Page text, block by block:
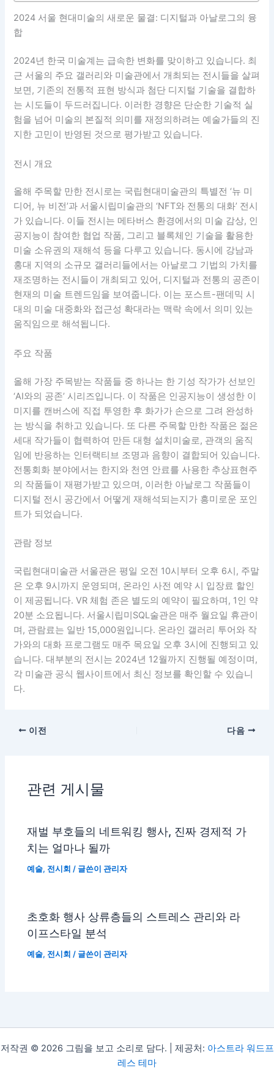
2024 서울 현대미술의 새로운 물결: 디지털과 아날로그의 융
합
2024년 한국 미술계는 급속한 변화를 맞이하고 있습니다. 최
근 서울의 주요 갤러리와 미술관에서 개최되는 전시들을 살펴
보면, 기존의 전통적 표현 방식과 첨단 디지털 기술을 결합하
는 시도들이 두드러집니다. 이러한 경향은 단순한 기술적 실
험을 넘어 미술의 본질적 의미를 재정의하려는 예술가들의 진
지한 고민이 반영된 것으로 평가받고 있습니다.
전시 개요
올해 주목할 만한 전시로는 국립현대미술관의 특별전 ‘뉴 미
디어, 뉴 비전’과 서울시립미술관의 ‘NFT와 전통의 대화’ 전시
가 있습니다. 이들 전시는 메타버스 환경에서의 미술 감상, 인
공지능이 참여한 협업 작품, 그리고 블록체인 기술을 활용한
미술 소유권의 재해석 등을 다루고 있습니다. 동시에 강남과
홍대 지역의 소규모 갤러리들에서는 아날로그 기법의 가치를
재조명하는 전시들이 개최되고 있어, 디지털과 전통의 공존이
현재의 미술 트렌드임을 보여줍니다. 이는 포스트-팬데믹 시
대의 미술 대중화와 접근성 확대라는 맥락 속에서 의미 있는
움직임으로 해석됩니다.
주요 작품
올해 가장 주목받는 작품들 중 하나는 한 기성 작가가 선보인
‘AI와의 공존’ 시리즈입니다. 이 작품은 인공지능이 생성한 이
미지를 캔버스에 직접 투영한 후 화가가 손으로 그려 완성하
는 방식을 취하고 있습니다. 또 다른 주목할 만한 작품은 젊은
세대 작가들이 협력하여 만든 대형 설치미술로, 관객의 움직
임에 반응하는 인터랙티브 조명과 음향이 결합되어 있습니다.
전통회화 분야에서는 한지와 천연 안료를 사용한 추상표현주
의 작품들이 재평가받고 있으며, 이러한 아날로그 작품들이
디지털 전시 공간에서 어떻게 재해석되는지가 흥미로운 포인
트가 되었습니다.
관람 정보
국립현대미술관 서울관은 평일 오전 10시부터 오후 6시, 주말
은 오후 9시까지 운영되며, 온라인 사전 예약 시 입장료 할인
이 제공됩니다. VR 체험 존은 별도의 예약이 필요하며, 1인 약
20분 소요됩니다. 서울시립미SQL술관은 매주 월요일 휴관이
며, 관람료는 일반 15,000원입니다. 온라인 갤러리 투어와 작
가와의 대화 프로그램도 매주 목요일 오후 3시에 진행되고 있
습니다. 대부분의 전시는 2024년 12월까지 진행될 예정이며,
각 미술관 공식 웹사이트에서 최신 정보를 확인할 수 있습니
다.
이전 다음
관련 게시물
재벌 부호들의 네트워킹 행사, 진짜 경제적 가
치는 얼마나 될까
예술, 전시회 / 글쓴이관리자
초호화 행사 상류층들의 스트레스 관리와 라
이프스타일 분석
예술, 전시회 / 글쓴이관리자
저작권 © 2026 그림을 보고 소리로 담다. | 제공처: 아스트라 워드프
레스 테마